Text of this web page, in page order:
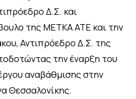
Δ.Σ. και
της ΜΕΤΚΑ ΑΤΕ και την
Αντιπρόεδρο Δ.Σ. της
την έναρξη του
αναβάθμισης στην
Θεσσαλονίκης.